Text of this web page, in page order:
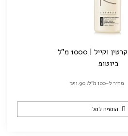
ביוטופ
מחיר ל-100 מ"ל: ₪11.90
הוספה לסל